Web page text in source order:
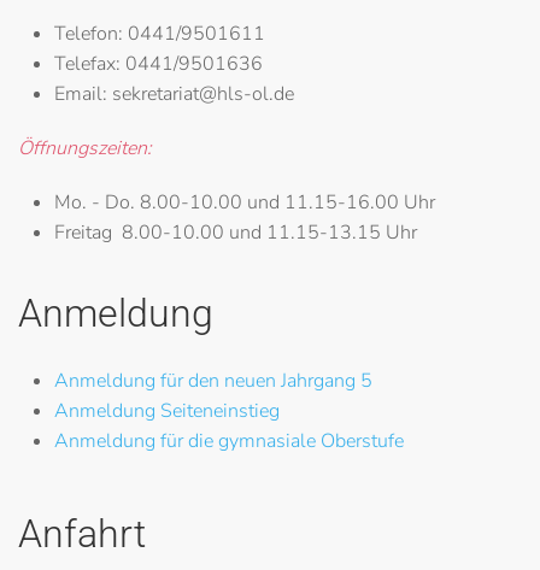
Telefon: 0441/9501611
Telefax: 0441/9501636
Email: sekretariat@hls-ol.de
Öffnungszeiten:
Mo. - Do. 8.00-10.00 und 11.15-16.00 Uhr
Freitag 8.00-10.00 und 11.15-13.15 Uhr
Anmeldung
Anmeldung für den neuen Jahrgang 5
Anmeldung Seiteneinstieg
Anmeldung für die gymnasiale Oberstufe
Anfahrt